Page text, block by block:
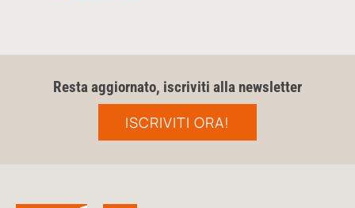
Resta aggiornato, iscriviti alla newsletter
ISCRIVITI ORA!